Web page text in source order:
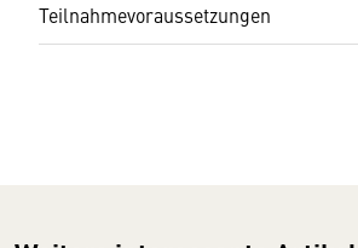
Teilnahmevoraussetzungen